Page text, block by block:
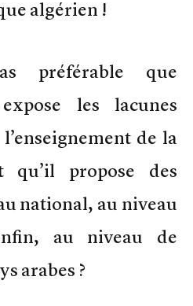
algérien !
préférable que
les lacunes
de la
qu’il propose des
national, au niveau
au niveau de
arabes ?